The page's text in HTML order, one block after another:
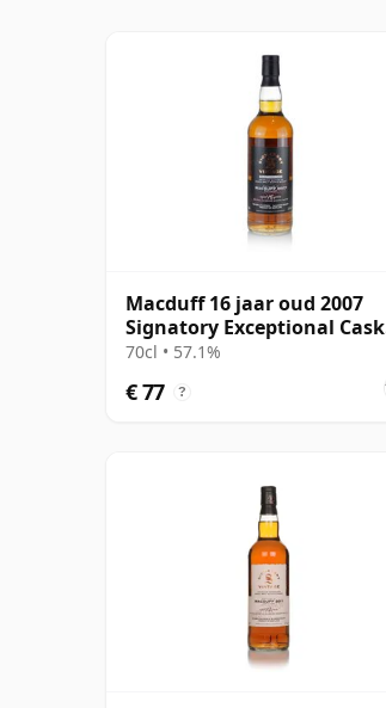
Macduff 16 jaar oud 2007
Signatory Exceptional Cask
Edition #3
70cl • 57.1%
€ 77 ?